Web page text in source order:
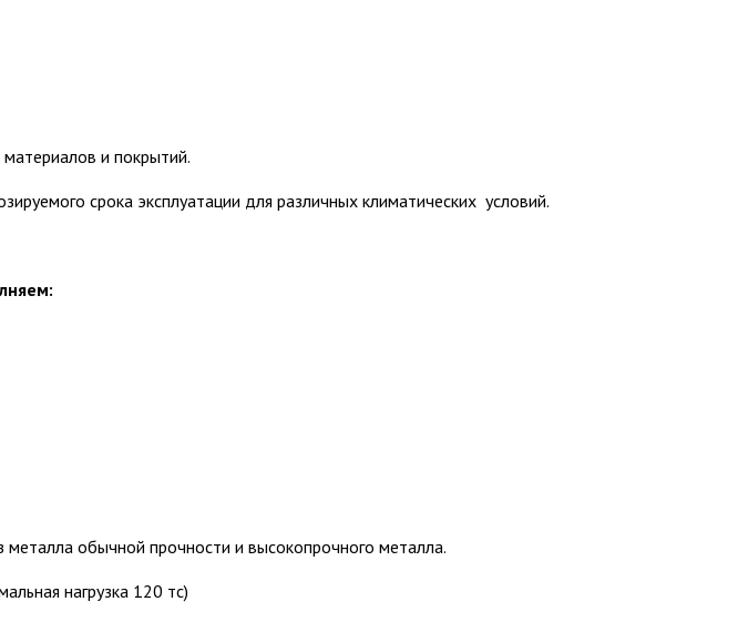
и покрытий.
срока эксплуатации для различных климатических условий.
обычной прочности и высокопрочного металла.
нагрузка 120 тс)